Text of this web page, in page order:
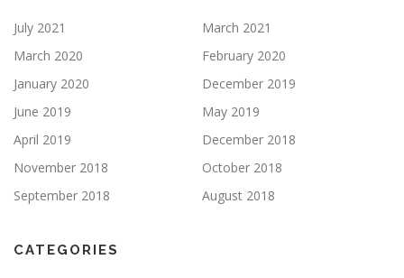
July 2021
March 2021
March 2020
February 2020
January 2020
December 2019
June 2019
May 2019
April 2019
December 2018
November 2018
October 2018
September 2018
August 2018
CATEGORIES